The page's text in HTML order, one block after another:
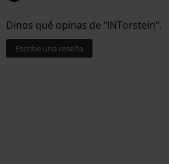
Dinos qué opinas de "INTorstein".
Escribe una reseña